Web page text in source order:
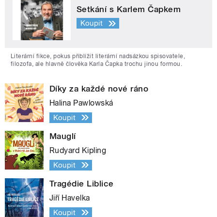
Setkání s Karlem Čapkem
Koupit
Literární fikce, pokus přiblížit literární nadsázkou spisovatele,
filozofa, ale hlavně člověka Karla Čapka trochu jinou formou.
Díky za každé nové ráno
Halina Pawlowská
Koupit
Mauglí
Rudyard Kipling
Koupit
Tragédie Liblice
Jiří Havelka
Koupit